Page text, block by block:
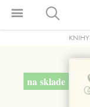
KNIHY
na sklade